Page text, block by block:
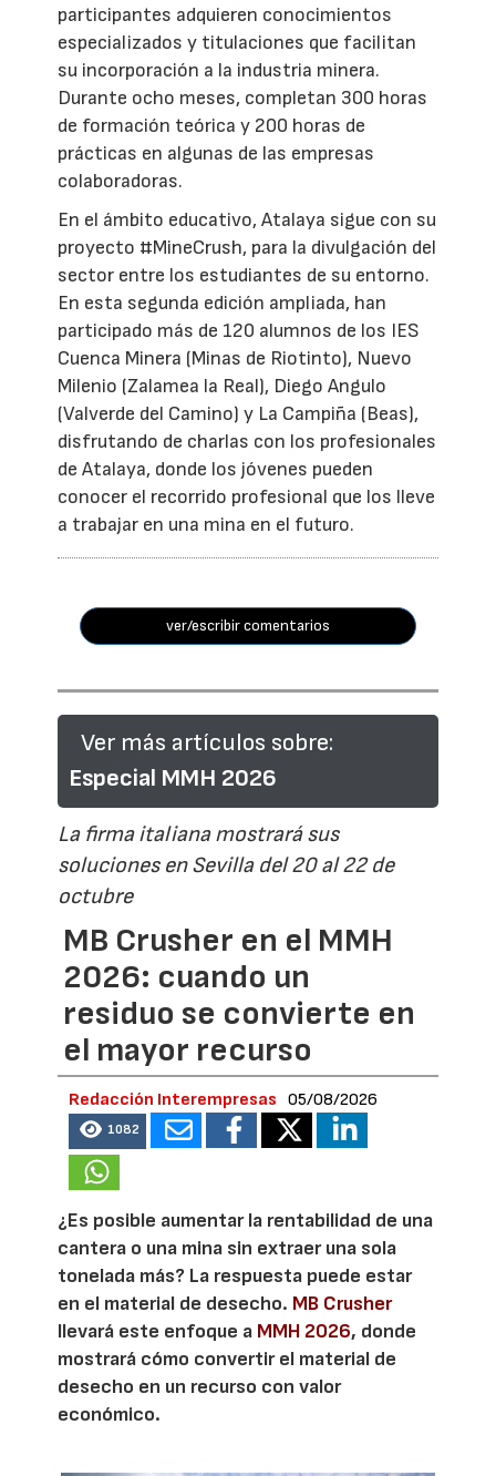
participantes adquieren conocimientos
especializados y titulaciones que facilitan
su incorporación a la industria minera.
Durante ocho meses, completan 300 horas
de formación teórica y 200 horas de
prácticas en algunas de las empresas
colaboradoras.
En el ámbito educativo, Atalaya sigue con su
proyecto #MineCrush, para la divulgación del
sector entre los estudiantes de su entorno.
En esta segunda edición ampliada, han
participado más de 120 alumnos de los IES
Cuenca Minera (Minas de Riotinto), Nuevo
Milenio (Zalamea la Real), Diego Angulo
(Valverde del Camino) y La Campiña (Beas),
disfrutando de charlas con los profesionales
de Atalaya, donde los jóvenes pueden
conocer el recorrido profesional que los lleve
a trabajar en una mina en el futuro.
ver/escribir comentarios
Ver más artículos sobre:
Especial MMH 2026
La firma italiana mostrará sus
soluciones en Sevilla del 20 al 22 de
octubre
MB Crusher en el MMH
2026: cuando un
residuo se convierte en
el mayor recurso
Redacción Interempresas 05/08/2026
1082
¿Es posible aumentar la rentabilidad de una
cantera o una mina sin extraer una sola
tonelada más? La respuesta puede estar
en el material de desecho. MB Crusher
llevará este enfoque a MMH 2026, donde
mostrará cómo convertir el material de
desecho en un recurso con valor
económico.